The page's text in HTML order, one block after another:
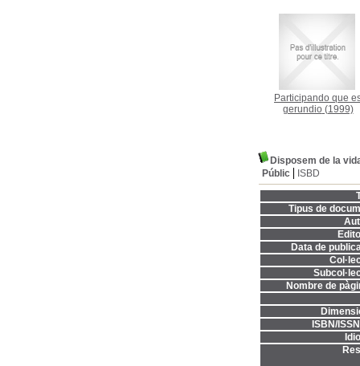
Participando que
gerundio(1999)
Disposem de la
Públic
ISBD
Tipus de
Data de
Nombre de
ISBN/